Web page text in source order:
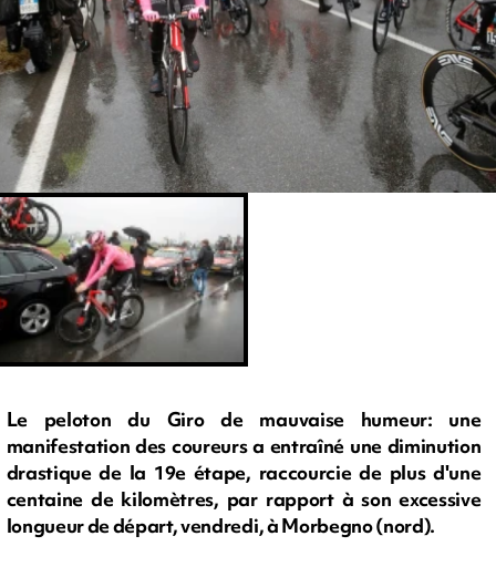
Le peloton du Giro de mauvaise humeur: une
manifestation des coureurs a entraîné une diminution
drastique de la 19e étape, raccourcie de plus d'une
centaine de kilomètres, par rapport à son excessive
longueur de départ, vendredi, à Morbegno (nord).